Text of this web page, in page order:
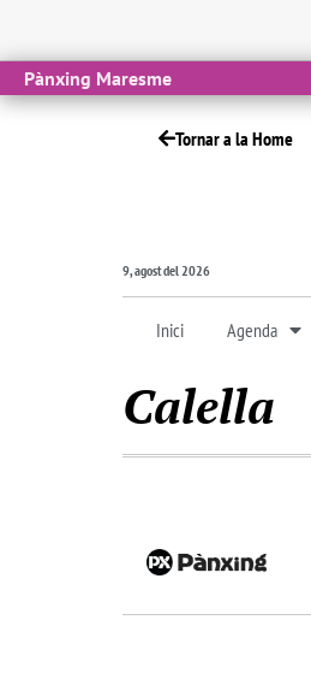
Pànxing Maresme
Tornar a la Home
9, agost del 2026
Inici Agenda
Calella